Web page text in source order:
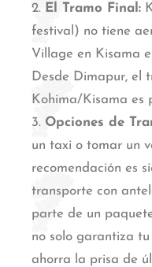
El Tramo Final:
festival) no tiene
Village en Kisama
Desde Dimapur, el
Kohima/Kisama es
Opciones de
un taxi o tomar un
recomendación es
transporte con
parte de un
no solo garantiza
ahorra la prisa de